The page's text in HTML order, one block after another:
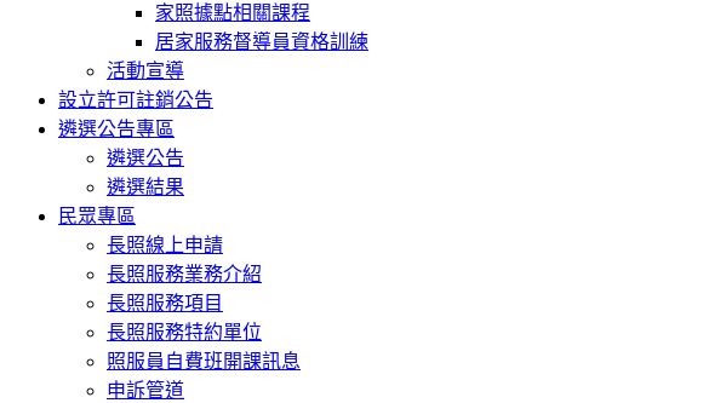
家照據點相關課程
居家服務督導員資格訓練
活動宣導
設立許可註銷公告
遴選公告專區
遴選公告
遴選結果
民眾專區
長照線上申請
長照服務業務介紹
長照服務項目
長照服務特約單位
照服員自費班開課訊息
申訴管道